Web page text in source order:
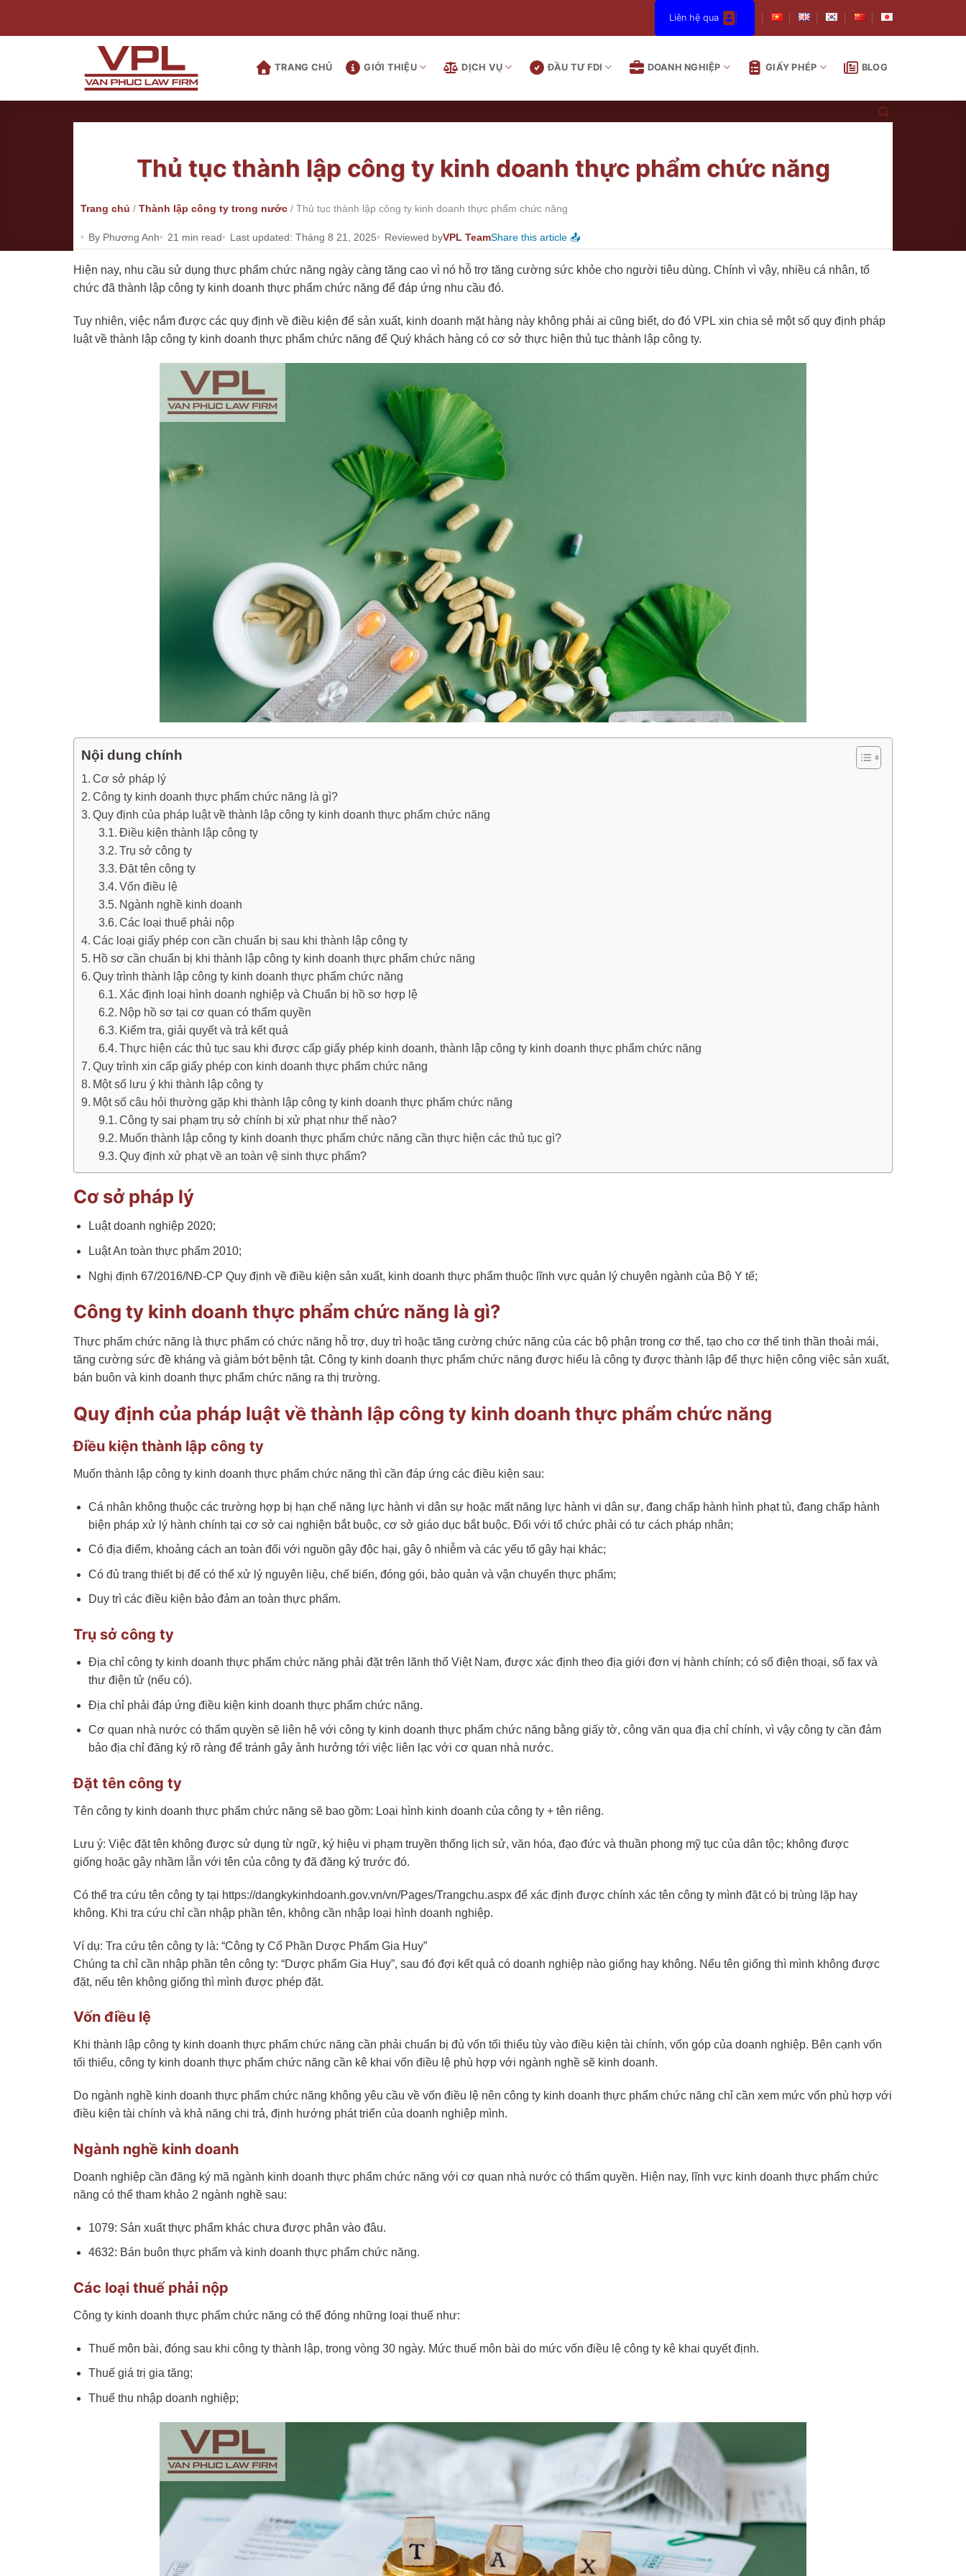
Liên hệ qua
TRANG CHỦ GIỚI THIỆU DỊCH VỤ ĐẦU TƯ FDI DOANH NGHIỆP GIẤY PHÉP BLOG
Thủ tục thành lập công ty kinh doanh thực phẩm chức năng
Trang chủ / Thành lập công ty trong nước / Thủ tục thành lập công ty kinh doanh thực phẩm chức năng
By Phương Anh 21 min read Last updated: Tháng 8 21, 2025 Reviewed byVPL TeamShare this article 📤
Hiện nay, nhu cầu sử dụng thực phẩm chức năng ngày càng tăng cao vì nó hỗ trợ tăng cường sức khỏe cho người tiêu dùng. Chính vì vậy, nhiều cá nhân, tổ
chức đã thành lập công ty kinh doanh thực phẩm chức năng để đáp ứng nhu cầu đó.
Tuy nhiên, việc nắm được các quy định về điều kiện để sản xuất, kinh doanh mặt hàng này không phải ai cũng biết, do đó VPL xin chia sẻ một số quy định pháp
luật về thành lập công ty kinh doanh thực phẩm chức năng để Quý khách hàng có cơ sở thực hiện thủ tục thành lập công ty.
Nội dung chính
Cơ sở pháp lý
Công ty kinh doanh thực phẩm chức năng là gì?
Quy định của pháp luật về thành lập công ty kinh doanh thực phẩm chức năng
Điều kiện thành lập công ty
Trụ sở công ty
Đặt tên công ty
Vốn điều lệ
Ngành nghề kinh doanh
Các loại thuế phải nộp
Các loại giấy phép con cần chuẩn bị sau khi thành lập công ty
Hồ sơ cần chuẩn bị khi thành lập công ty kinh doanh thực phẩm chức năng
Quy trình thành lập công ty kinh doanh thực phẩm chức năng
Xác định loại hình doanh nghiệp và Chuẩn bị hồ sơ hợp lệ
Nộp hồ sơ tại cơ quan có thẩm quyền
Kiểm tra, giải quyết và trả kết quả
Thực hiện các thủ tục sau khi được cấp giấy phép kinh doanh, thành lập công ty kinh doanh thực phẩm chức năng
Quy trình xin cấp giấy phép con kinh doanh thực phẩm chức năng
Một số lưu ý khi thành lập công ty
Một số câu hỏi thường gặp khi thành lập công ty kinh doanh thực phẩm chức năng
Công ty sai phạm trụ sở chính bị xử phạt như thế nào?
Muốn thành lập công ty kinh doanh thực phẩm chức năng cần thực hiện các thủ tục gì?
Quy định xử phạt về an toàn vệ sinh thực phẩm?
Cơ sở pháp lý
Luật doanh nghiệp 2020;
Luật An toàn thực phẩm 2010;
Nghị định 67/2016/NĐ-CP Quy định về điều kiện sản xuất, kinh doanh thực phẩm thuộc lĩnh vực quản lý chuyên ngành của Bộ Y tế;
Công ty kinh doanh thực phẩm chức năng là gì?
Thực phẩm chức năng là thực phẩm có chức năng hỗ trợ, duy trì hoặc tăng cường chức năng của các bộ phận trong cơ thể, tạo cho cơ thể tinh thần thoải mái,
tăng cường sức đề kháng và giảm bớt bệnh tật. Công ty kinh doanh thực phẩm chức năng được hiểu là công ty được thành lập để thực hiện công việc sản xuất,
bán buôn và kinh doanh thực phẩm chức năng ra thị trường.
Quy định của pháp luật về thành lập công ty kinh doanh thực phẩm chức năng
Điều kiện thành lập công ty
Muốn thành lập công ty kinh doanh thực phẩm chức năng thì cần đáp ứng các điều kiện sau:
Cá nhân không thuộc các trường hợp bị hạn chế năng lực hành vi dân sự hoặc mất năng lực hành vi dân sự, đang chấp hành hình phạt tù, đang chấp hành
biện pháp xử lý hành chính tại cơ sở cai nghiện bắt buộc, cơ sở giáo dục bắt buộc. Đối với tổ chức phải có tư cách pháp nhân;
Có địa điểm, khoảng cách an toàn đối với nguồn gây độc hại, gây ô nhiễm và các yếu tố gây hại khác;
Có đủ trang thiết bị để có thể xử lý nguyên liệu, chế biến, đóng gói, bảo quản và vận chuyển thực phẩm;
Duy trì các điều kiện bảo đảm an toàn thực phẩm.
Trụ sở công ty
Địa chỉ công ty kinh doanh thực phẩm chức năng phải đặt trên lãnh thổ Việt Nam, được xác định theo địa giới đơn vị hành chính; có số điện thoại, số fax và
thư điện tử (nếu có).
Địa chỉ phải đáp ứng điều kiện kinh doanh thực phẩm chức năng.
Cơ quan nhà nước có thẩm quyền sẽ liên hệ với công ty kinh doanh thực phẩm chức năng bằng giấy tờ, công văn qua địa chỉ chính, vì vậy công ty cần đảm
bảo địa chỉ đăng ký rõ ràng để tránh gây ảnh hưởng tới việc liên lạc với cơ quan nhà nước.
Đặt tên công ty
Tên công ty kinh doanh thực phẩm chức năng sẽ bao gồm: Loại hình kinh doanh của công ty + tên riêng.
Lưu ý: Việc đặt tên không được sử dụng từ ngữ, ký hiệu vi phạm truyền thống lịch sử, văn hóa, đạo đức và thuần phong mỹ tục của dân tộc; không được
giống hoặc gây nhầm lẫn với tên của công ty đã đăng ký trước đó.
Có thể tra cứu tên công ty tại https://dangkykinhdoanh.gov.vn/vn/Pages/Trangchu.aspx để xác định được chính xác tên công ty mình đặt có bị trùng lặp hay
không. Khi tra cứu chỉ cần nhập phần tên, không cần nhập loại hình doanh nghiệp.
Ví dụ: Tra cứu tên công ty là: “Công ty Cổ Phần Dược Phẩm Gia Huy”
Chúng ta chỉ cần nhập phần tên công ty: “Dược phẩm Gia Huy”, sau đó đợi kết quả có doanh nghiệp nào giống hay không. Nếu tên giống thì mình không được
đặt, nếu tên không giống thì mình được phép đặt.
Vốn điều lệ
Khi thành lập công ty kinh doanh thực phẩm chức năng cần phải chuẩn bị đủ vốn tối thiểu tùy vào điều kiện tài chính, vốn góp của doanh nghiệp. Bên cạnh vốn
tối thiểu, công ty kinh doanh thực phẩm chức năng cần kê khai vốn điều lệ phù hợp với ngành nghề sẽ kinh doanh.
Do ngành nghề kinh doanh thực phẩm chức năng không yêu cầu về vốn điều lệ nên công ty kinh doanh thực phẩm chức năng chỉ cần xem mức vốn phù hợp với
điều kiện tài chính và khả năng chi trả, định hướng phát triển của doanh nghiệp mình.
Ngành nghề kinh doanh
Doanh nghiệp cần đăng ký mã ngành kinh doanh thực phẩm chức năng với cơ quan nhà nước có thẩm quyền. Hiện nay, lĩnh vực kinh doanh thực phẩm chức
năng có thể tham khảo 2 ngành nghề sau:
1079: Sản xuất thực phẩm khác chưa được phân vào đâu.
4632: Bán buôn thực phẩm và kinh doanh thực phẩm chức năng.
Các loại thuế phải nộp
Công ty kinh doanh thực phẩm chức năng có thể đóng những loại thuế như:
Thuế môn bài, đóng sau khi công ty thành lập, trong vòng 30 ngày. Mức thuế môn bài do mức vốn điều lệ công ty kê khai quyết định.
Thuế giá trị gia tăng;
Thuế thu nhập doanh nghiệp;